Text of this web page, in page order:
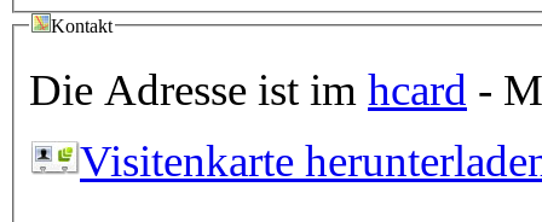
Kontakt
Die Adresse ist im hcard -
Visitenkarte